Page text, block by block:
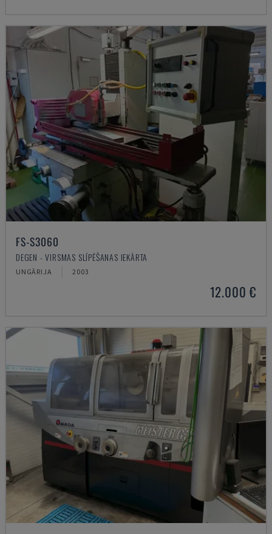
FS-S3060
DEGEN - VIRSMAS SLĪPĒŠANAS IEKĀRTA
UNGĀRIJA 2003
12.000 €